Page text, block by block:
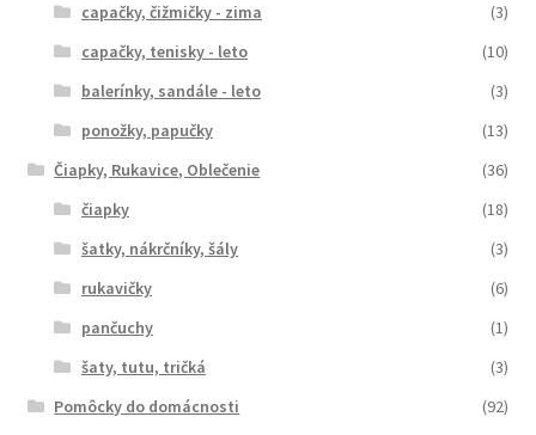
capačky, čižmičky - zima
(3)
capačky, tenisky - leto
(10)
balerínky, sandále - leto
(3)
ponožky, papučky
(13)
Čiapky, Rukavice, Oblečenie
(36)
čiapky
(18)
šatky, nákrčníky, šály
(3)
rukavičky
(6)
pančuchy
(1)
šaty, tutu, tričká
(3)
Pomôcky do domácnosti
(92)